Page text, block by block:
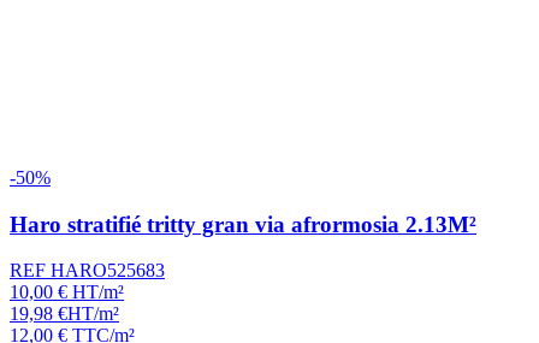
-50%
Haro stratifié tritty gran via afrormosia 2.13M²
REF HARO525683
10,00 € HT/m²
19,98 €HT/m²
12,00 € TTC/m²